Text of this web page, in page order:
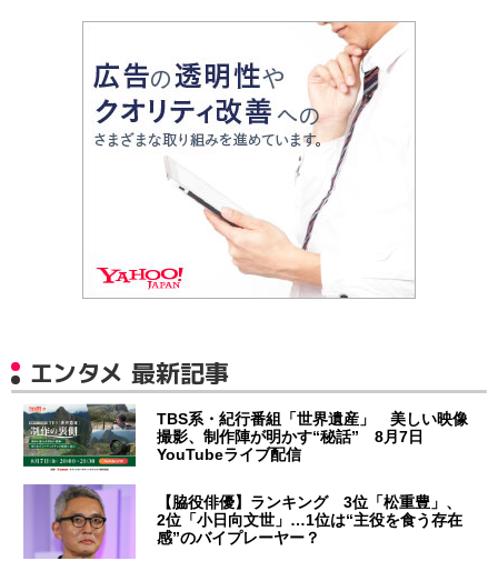
エンタメ 最新記事
TBS系・紀行番組「世界遺産」 美しい映像
撮影、制作陣が明かす“秘話” 8月7日
YouTubeライブ配信
【脇役俳優】ランキング 3位「松重豊」、
2位「小日向文世」…1位は“主役を食う存在
感”のバイプレーヤー？